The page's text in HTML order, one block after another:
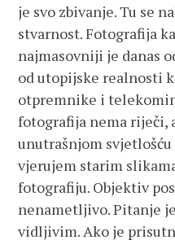
je svo zbivanje. Tu se
stvarnost. Fotografija
najmasovniji je danas
od utopijske realnosti
otpremnike i
fotografija nema riječi,
unutrašnjom
vjerujem starim
fotografiju. Objektiv
nenametljivo. Pitanje
vidljivim. Ako je